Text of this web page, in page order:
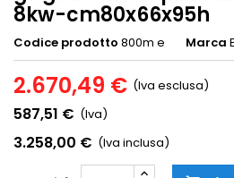
8kw-cm80x66x95h
Codice prodotto 800m e Marca
2.670,49 € (Iva esclusa)
587,51 € (Iva)
3.258,00 € (Iva inclusa)